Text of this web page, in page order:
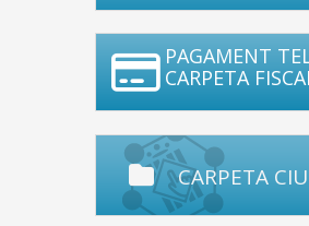
PAGAMENT
CARPETA
CARPETA